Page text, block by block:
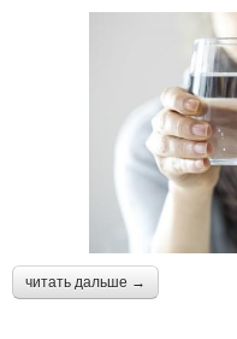
читать дальше →